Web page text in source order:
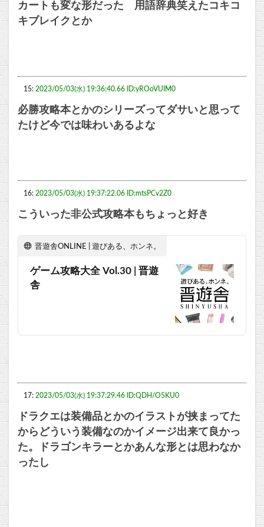
カートも変な形だった 用語辞典笑えたコキコ
キブレイクとか
15: 2023/05/03(水) 19:36:40.66 ID:yROoVUIM0
必勝攻略本とかのシリーズってダサいと思って
たけど今では味わいあるよな
16: 2023/05/03(水) 19:37:22.06 ID:mtsPCv2Z0
こういった非公式攻略本もちょっと好き
晋遊舎ONLINE | 遊びある、ホンネ。
ゲーム攻略大全 Vol.30 | 晋遊
舎
17: 2023/05/03(水) 19:37:29.46 ID:QDH/O5KU0
ドラクエは装備品とかのイラストが挟まってた
からどういう装備なのかイメージ出来て良かっ
た。ドラゴンキラーとかあんな形とは思わなか
ったし